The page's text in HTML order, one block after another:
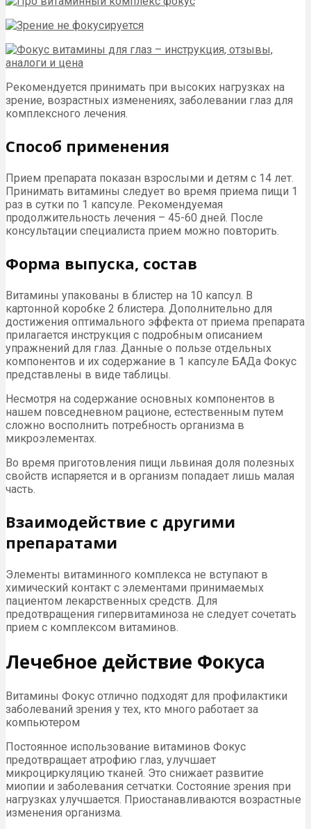
Рекомендуется принимать при высоких нагрузках на
зрение, возрастных изменениях, заболевании глаз для
комплексного лечения.
Способ применения
Прием препарата показан взрослыми и детям с 14 лет.
Принимать витамины следует во время приема пищи 1
раз в сутки по 1 капсуле. Рекомендуемая
продолжительность лечения – 45-60 дней. После
консультации специалиста прием можно повторить.
Форма выпуска, состав
Витамины упакованы в блистер на 10 капсул. В
картонной коробке 2 блистера. Дополнительно для
достижения оптимального эффекта от приема препарата
прилагается инструкция с подробным описанием
упражнений для глаз. Данные о пользе отдельных
компонентов и их содержание в 1 капсуле БАДа Фокус
представлены в виде таблицы.
Несмотря на содержание основных компонентов в
нашем повседневном рационе, естественным путем
сложно восполнить потребность организма в
микроэлементах.
Во время приготовления пищи львиная доля полезных
свойств испаряется и в организм попадает лишь малая
часть.
Взаимодействие с другими
препаратами
Элементы витаминного комплекса не вступают в
химический контакт с элементами принимаемых
пациентом лекарственных средств. Для
предотвращения гипервитаминоза не следует сочетать
прием с комплексом витаминов.
Лечебное действие Фокуса
Витамины Фокус отлично подходят для профилактики
заболеваний зрения у тех, кто много работает за
компьютером
Постоянное использование витаминов Фокус
предотвращает атрофию глаз, улучшает
микроциркуляцию тканей. Это снижает развитие
миопии и заболевания сетчатки. Состояние зрения при
нагрузках улучшается. Приостанавливаются возрастные
изменения организма.